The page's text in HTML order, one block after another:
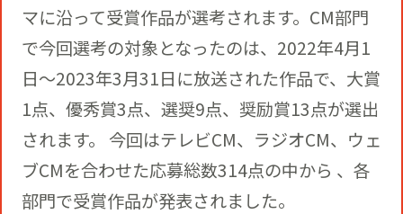
メディアビジネス
PR
CSR
グループ会社
マに沿って受賞作品が選考されます。CM部門
で今回選考の対象となったのは、2022年4月1
日～2023年3月31日に放送された作品で、大賞
1点、優秀賞3点、選奨9点、奨励賞13点が選出
されます。 今回はテレビCM、ラジオCM、ウェ
ブCMを合わせた応募総数314点の中から 、各
部門で受賞作品が発表されました。